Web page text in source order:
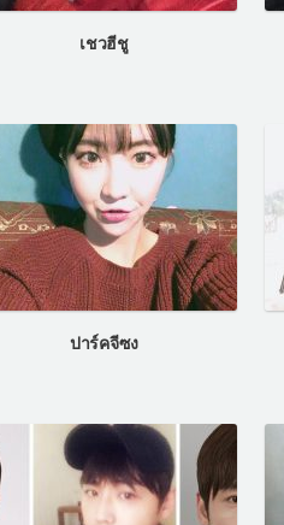
เชวฮีชู
ปาร์คจีซง